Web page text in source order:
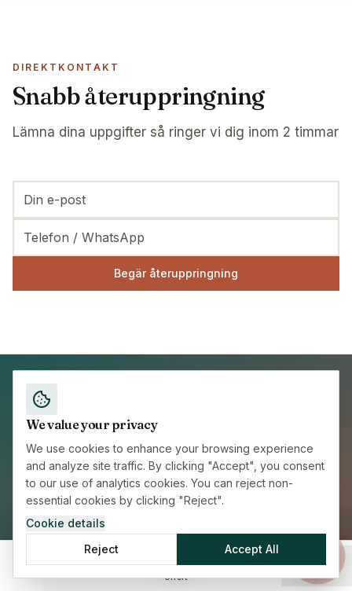
DIREKTKONTAKT
Snabb återuppringning
Lämna dina uppgifter så ringer vi dig inom 2 timmar
Begär återuppringning
BETROTT AV UTLANDSBOENDE SEDAN 2012
Betrodd av 15 000+ expats
sedan 2012
Gå med tusentals expats som fann trygghet med
rätt försäkring. Personlig service, expertråd,
Offert
We value your privacy
We use cookies to enhance your browsing experience
and analyze site traffic. By clicking "Accept", you consent
to our use of analytics cookies. You can reject non-
essential cookies by clicking "Reject".
Cookie details
Reject
Accept All